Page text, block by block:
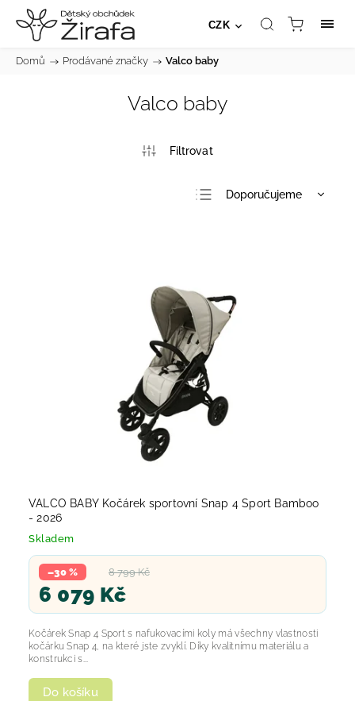
CZK
Domů / Prodávané značky / Valco baby
Valco baby
Doporučujeme
Abecedně
VALCO BABY Kočárek sportovní Snap 4 Sport Bamboo
- 2026
Skladem
8 799 Kč
–30 %
6 079 Kč
Do košíku
Kočárek Snap 4 Sport s nafukovacími koly má všechny vlastnosti
kočárku Snap 4, na které jste zvyklí. Díky kvalitnímu materiálu a
konstrukci s...